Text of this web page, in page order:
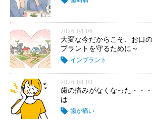
2026.08.06
大変な今だからこそ、お口
プラントを守るために～
インプラント
2026.08.03
歯の痛みがなくなった・・
は
歯が痛い